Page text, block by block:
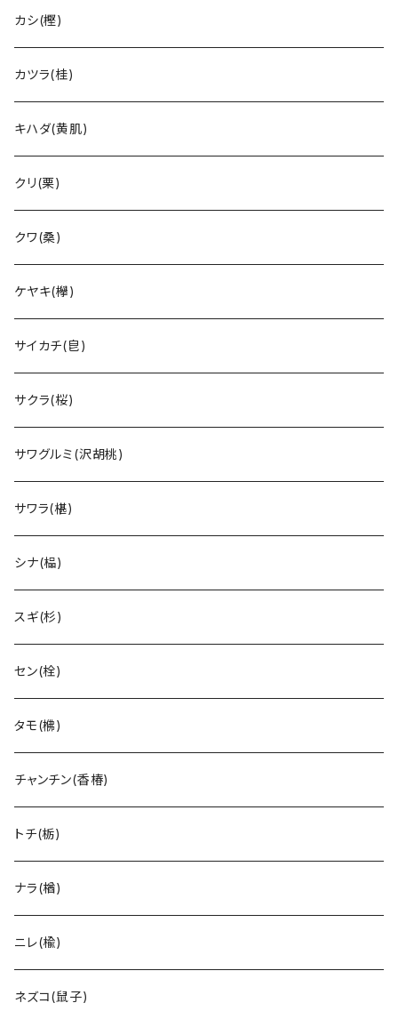
カシ(樫)
カツラ(桂)
キハダ(黄肌)
クリ(栗)
クワ(桑)
ケヤキ(欅)
サイカチ(皀)
サクラ(桜)
サワグルミ(沢胡桃)
サワラ(椹)
シナ(榀)
スギ(杉)
セン(栓)
タモ(梻)
チャンチン(香椿)
トチ(栃)
ナラ(楢)
ニレ(楡)
ネズコ(鼠子)